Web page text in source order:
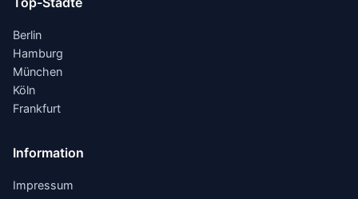
Berlin
Hamburg
München
Köln
Frankfurt
Information
Impressum